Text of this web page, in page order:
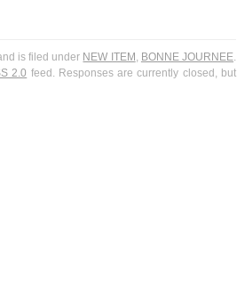
is filed under NEW ITEM BONNE JOURNEE
2.0 feed. Responses are currently closed, but